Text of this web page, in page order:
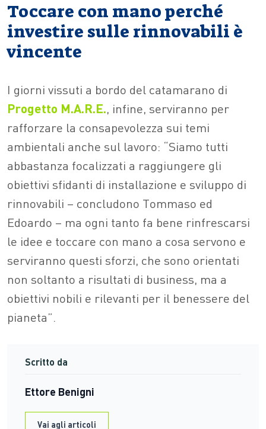
Toccare con mano perché
investire sulle rinnovabili è
vincente
I giorni vissuti a bordo del catamarano di
Progetto M.A.R.E., infine, serviranno per
rafforzare la consapevolezza sui temi
ambientali anche sul lavoro: “Siamo tutti
abbastanza focalizzati a raggiungere gli
obiettivi sfidanti di installazione e sviluppo di
rinnovabili – concludono Tommaso ed
Edoardo – ma ogni tanto fa bene rinfrescarsi
le idee e toccare con mano a cosa servono e
serviranno questi sforzi, che sono orientati
non soltanto a risultati di business, ma a
obiettivi nobili e rilevanti per il benessere del
pianeta”.
Scritto da
Ettore Benigni
Vai agli articoli